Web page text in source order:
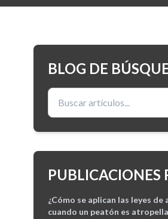
BLOG DE
Buscar:
PUBLICACIONES
¿Cómo se aplican las leyes
cuando un peatón es